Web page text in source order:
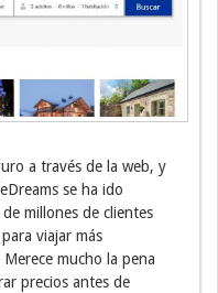
a través de la web, y
se ha ido
millones de clientes
viajar más
mucho la pena
precios antes de